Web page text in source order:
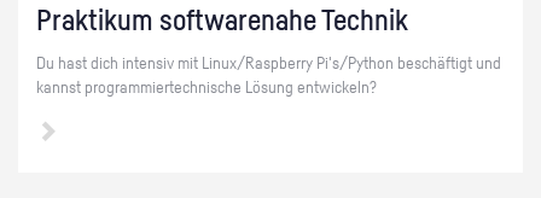
Prak­ti­kum soft­ware­na­he Tech­nik
Du hast dich in­ten­siv mit Linux/Raspber­ry Pi's/Py­thon be­schäf­tigt und
kannst pro­gram­mier­tech­ni­sche Lö­sung ent­wi­ckeln?